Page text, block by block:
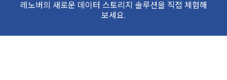
레노버의 새로운 데이터 스토리지 솔루션을 직접 체험해
보세요.